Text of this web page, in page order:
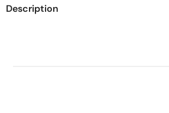
Description